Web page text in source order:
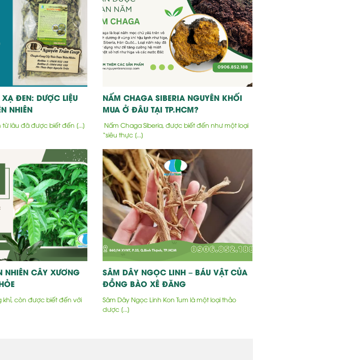
ĐEN: DƯỢC LIỆU
NHIÊN
từ lâu đã được biết đến [...]
NẤM CHAGA SIBERIA NGUYÊN KHỐI
MUA Ở ĐÂU TẠI TP.HCM?
Nấm Chaga Siberia, được biết đến như một loại
“siêu thực [...]
NHIÊN CÂY XƯƠNG
khỉ, còn được biết đến với
SÂM DÂY NGỌC LINH – BÁU VẬT CỦA
ĐỒNG BÀO XÊ ĐĂNG
Sâm Dây Ngọc Linh Kon Tum là một loại thảo
dược [...]